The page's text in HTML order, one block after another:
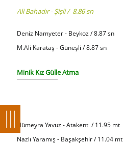
Ali Bahadır - Şişli / 8.86 sn
Deniz Namyeter - Beykoz / 8.87 sn
M.Ali Karataş - Güneşli / 8.87 sn
Minik Kız Gülle Atma
Hümeyra Yavuz - Atakent / 11.95 mt
Nazlı Yaramış - Başakşehir / 11.04 mt